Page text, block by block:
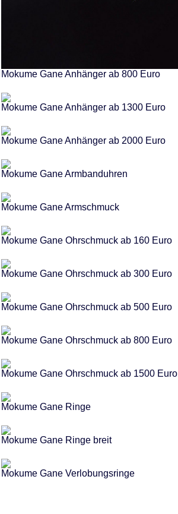
Mokume Gane Anhänger ab 800 Euro
Mokume Gane Anhänger ab 1300 Euro
Mokume Gane Anhänger ab 2000 Euro
Mokume Gane Armbanduhren
Mokume Gane Armschmuck
Mokume Gane Ohrschmuck ab 160 Euro
Mokume Gane Ohrschmuck ab 300 Euro
Mokume Gane Ohrschmuck ab 500 Euro
Mokume Gane Ohrschmuck ab 800 Euro
Mokume Gane Ohrschmuck ab 1500 Euro
Mokume Gane Ringe
Mokume Gane Ringe breit
Mokume Gane Verlobungsringe